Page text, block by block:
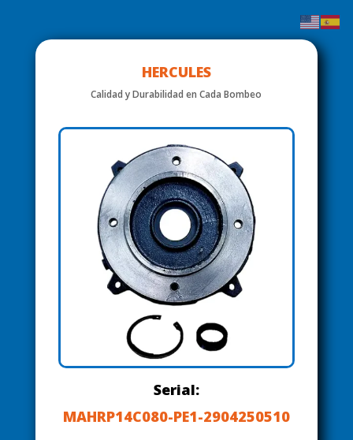
HERCULES
Calidad y Durabilidad en Cada Bombeo
Serial:
MAHRP14C080-PE1-2904250510